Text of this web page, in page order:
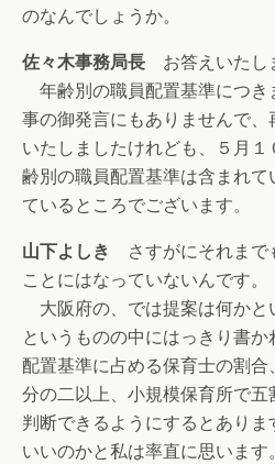
のなんでしょうか。
佐々木事務局長 お答えいたし
年齢別の職員配置基準につき
事の御発言にもありませんで
いたしましたけれども、５月
齢別の職員配置基準は含まれ
ているところでございます。
山下よしき
さすがにそれまで
ことにはなっていないんです。
大阪府の、では提案は何か
というものの中にはっきり書
配置基準に占める保育士の割
分の二以上、小規模保育所で
判断できるようにするとあり
いいのかと私は率直に思います。